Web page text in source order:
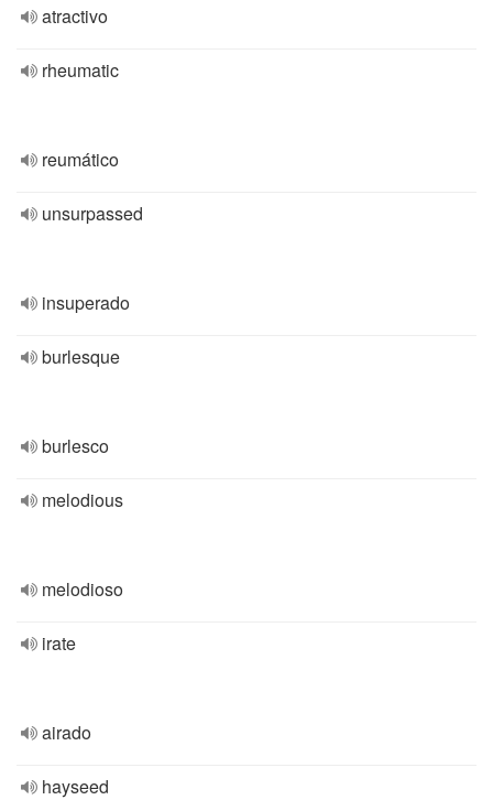
atractivo
rheumatic
reumático
unsurpassed
insuperado
burlesque
burlesco
melodious
melodioso
irate
airado
hayseed